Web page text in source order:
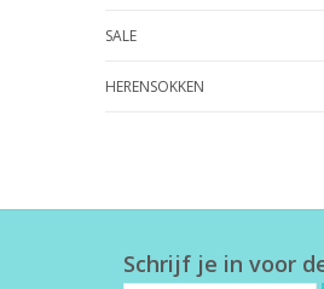
SALE
HERENSOKKEN
Schrijf je in voor